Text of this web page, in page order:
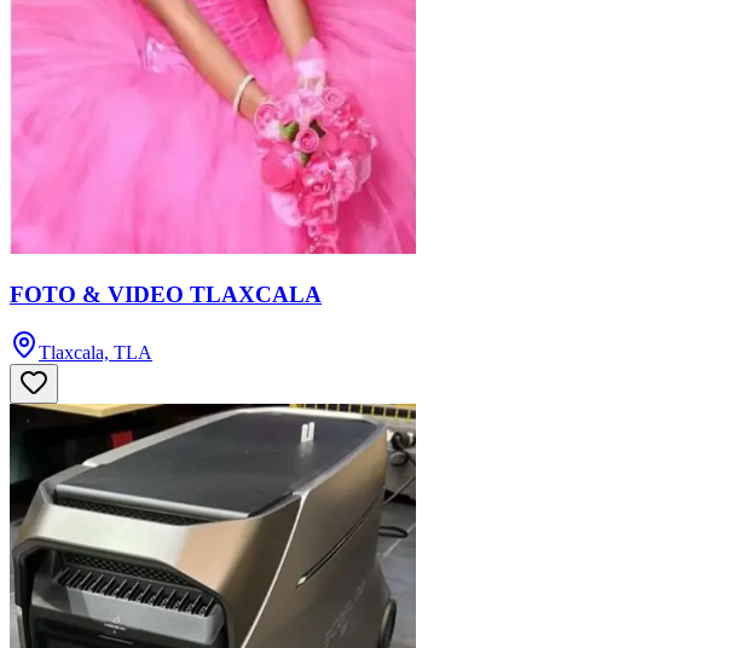
FOTO & VIDEO TLAXCALA
Tlaxcala, TLA